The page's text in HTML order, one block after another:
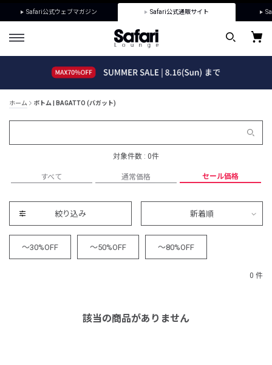
Safari公式ウェブマガジン Safari公式通販サイト
ホーム ボトム | BAGATTO (バガット)
対象件数 : 0件
すべて 通常価格 セール価格
絞り込み 新着順
～30%OFF ～50%OFF ～80%OFF
0 件
該当の商品がありません